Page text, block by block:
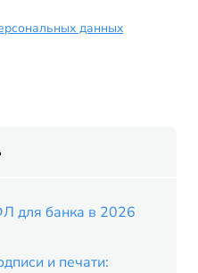
данных
для банка в 2026
и печати: